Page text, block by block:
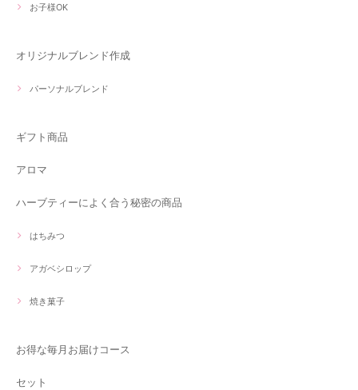
お子様OK
オリジナルブレンド作成
パーソナルブレンド
ギフト商品
アロマ
ハーブティーによく合う秘密の商品
はちみつ
アガベシロップ
焼き菓子
お得な毎月お届けコース
セット